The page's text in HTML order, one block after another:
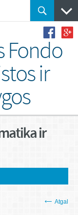
Fondo
ir
ir
Atgal